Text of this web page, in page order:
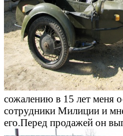
сожалению в 15 лет меня
сотрудники Милиции и
его.Перед продажей он